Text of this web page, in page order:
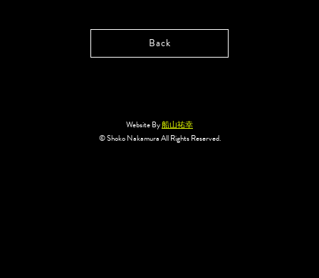
Back
Website By船山祐幸
© Shoko Nakamura All Rights Reserved.